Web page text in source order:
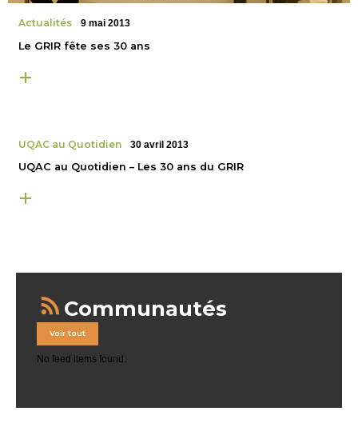
Actualités 9 mai 2013
Le GRIR fête ses 30 ans
UQAC au Quotidien 30 avril 2013
UQAC au Quotidien – Les 30 ans du GRIR
Communautés
Voir tout
No feed items found.